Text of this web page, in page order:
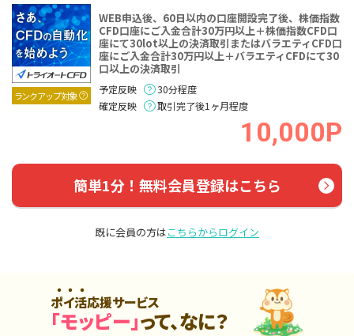
ランクアップ対象
WEB申込後、60日以内の口座開設完了後、株価指数
CFD口座にご入金合計30万円以上＋株価指数CFD口
座にて30lot以上の決済取引またはバラエティCFD口
座にご入金合計30万円以上＋バラエティCFDにて30
口以上の決済取引
予定反映
30分程度
確定反映
取引完了後1ヶ月程度
10,000P
簡単1分！無料会員登録はこちら
既に会員の方はこちらからログイン
ポイ活応援サービス
「モッピー」って、なに？